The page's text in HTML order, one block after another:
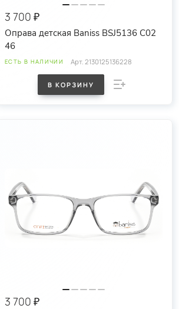
3 700 ₽
Оправа детская Baniss BSJ5136 C02
46
ЕСТЬ В НАЛИЧИИ Арт.2130125136228
В КОРЗИНУ
3 700 ₽